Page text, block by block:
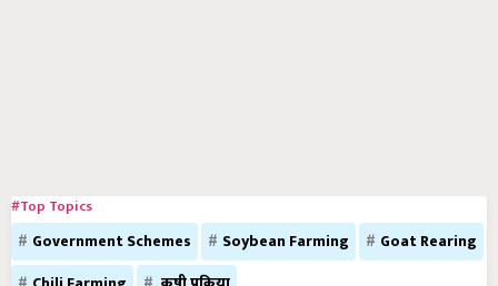
#Top Topics
Government Schemes Soybean Farming
Goat Rearing